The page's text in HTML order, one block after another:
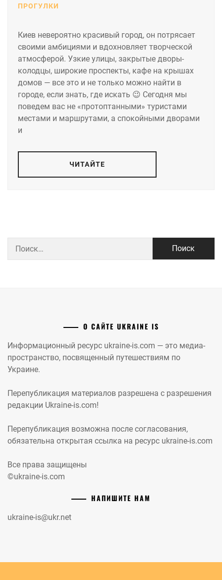
ПРОГУЛКИ
Киев невероятно красивый город, он потрясает
своими амбициями и вдохновляет творческой
атмосферой. Узкие улицы, закрытые дворы-
колодцы, широкие проспекты, кафе на крышах
домов — все это и не только можно найти в
городе, если знать, где искать 😉 Сегодня мы
поведем вас не «протоптанными» туристами
местами и маршрутами, а спокойными дворами
и
ЧИТАЙТЕ
О САЙТЕ UKRAINE IS
Информационный ресурс ukraine-is.com — это медиа-
пространство, посвященный путешествиям по
Украине.
Перепубликация материалов разрешена с разрешения
редакции Ukraine-is.com!
Перепубликация возможна после согласования,
обязательна открытая ссылка на ресурс ukraine-is.com
Все права защищены
©ukraine-is.com
НАПИШИТЕ НАМ
ukraine-is@ukr.net